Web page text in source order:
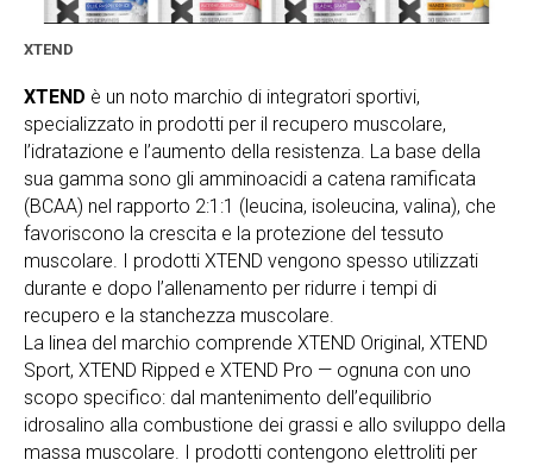
XTEND
XTEND è un noto marchio di integratori sportivi,
specializzato in prodotti per il recupero muscolare,
l’idratazione e l’aumento della resistenza. La base della
sua gamma sono gli amminoacidi a catena ramificata
(BCAA) nel rapporto 2:1:1 (leucina, isoleucina, valina), che
favoriscono la crescita e la protezione del tessuto
muscolare. I prodotti XTEND vengono spesso utilizzati
durante e dopo l’allenamento per ridurre i tempi di
recupero e la stanchezza muscolare.
La linea del marchio comprende XTEND Original, XTEND
Sport, XTEND Ripped e XTEND Pro — ognuna con uno
scopo specifico: dal mantenimento dell’equilibrio
idrosalino alla combustione dei grassi e allo sviluppo della
massa muscolare. I prodotti contengono elettroliti per